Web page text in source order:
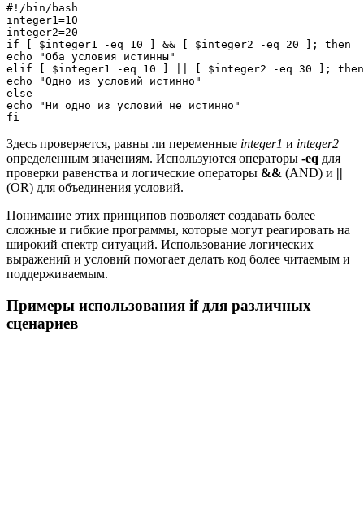
#!/bin/bash
integer1=10
integer2=20
if [ $integer1 -eq 10 ] && [ $integer2 -eq 20 ]; then
echo "Оба условия истинны"
elif [ $integer1 -eq 10 ] || [ $integer2 -eq 30 ]; then
echo "Одно из условий истинно"
else
echo "Ни одно из условий не истинно"
Здесь проверяется, равны ли переменные integer1 и integer2
определенным значениям. Используются операторы -eq для
проверки равенства и логические операторы && (AND) и ||
(OR) для объединения условий.
Понимание этих принципов позволяет создавать более
сложные и гибкие программы, которые могут реагировать на
широкий спектр ситуаций. Использование логических
выражений и условий помогает делать код более читаемым и
поддерживаемым.
Примеры использования if для различных
сценариев